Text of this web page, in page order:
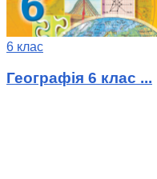
6 клас
Географія 6 клас ...